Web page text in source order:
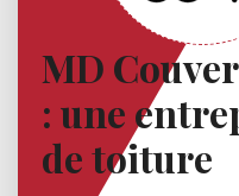
MD
: une
de toiture